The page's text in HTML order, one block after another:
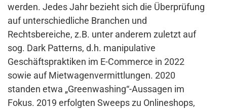
werden. Jedes Jahr bezieht sich die Überprüfung
auf unterschiedliche Branchen und
Rechtsbereiche, z.B. unter anderem zuletzt auf
sog. Dark Patterns, d.h. manipulative
Geschäftspraktiken im E-Commerce in 2022
sowie auf Mietwagenvermittlungen. 2020
standen etwa „Greenwashing“-Aussagen im
Fokus. 2019 erfolgten Sweeps zu Onlineshops,